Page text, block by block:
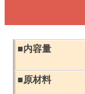
■内容量
■原材料